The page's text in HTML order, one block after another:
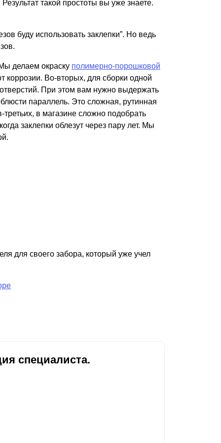
такой простоты вы уже знаете.
буду использовать заклепки”. Но ведь
делаем окраску полимерно-порошковой
Во-вторых, для сборки одной
отверстий. При этом вам нужно выдержать
параллель. Это сложная, рутинная
в магазине сложно подобрать
заклепки облезут через пару лет. Мы
для своего забора, который уже учел
специалиста.